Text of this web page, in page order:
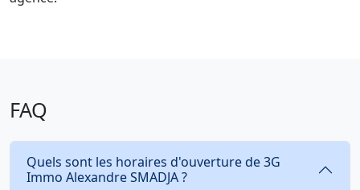
FAQ
Quels sont les horaires d'ouverture de 3G
Immo Alexandre SMADJA ?